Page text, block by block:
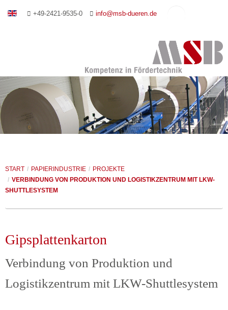
+49-2421-9535-0 info@msb-dueren.de
START / PAPIERINDUSTRIE / PROJEKTE
/ VERBINDUNG VON PRODUKTION UND LOGISTIKZENTRUM MIT LKW-
SHUTTLESYSTEM
Gipsplattenkarton
Verbindung von Produktion und
Logistikzentrum mit LKW-Shuttlesystem
UNTERNEHMEN
IHRE ANSPRECHPARTNER
PLANUNG UND BERATUNG
REFERENZEN
ROLLENFÖRDERER
KETTENFÖRDERER
PLATTENBÄNDER
DREHTISCHE
PAPIERINDUSTRIE
FÖRDERSYSTEME
VERPACKEN
PROJEKTE
ANBINDUNG EINER NEUEN PAPIERMASCHINE
GIESSEREI- UND AUTOMOBILINDUSTRIE
KERNFERTIGUNG
SONDERANLAGEN
FÖRDERANLAGE FÜR EINE BESTRAHLUNGSANLAGE